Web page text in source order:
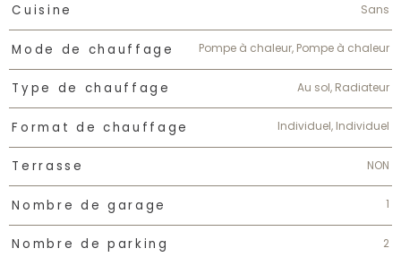
Cuisine Sans
Mode de chauffage Pompe à chaleur, Pompe à chaleur
Type de chauffage Au sol, Radiateur
Format de chauffage Individuel, Individuel
Terrasse NON
Nombre de garage 1
Nombre de parking 2